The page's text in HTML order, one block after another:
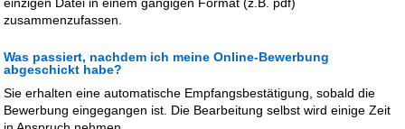
zusammenzufassen.
Was passiert, nachdem ich meine Online-Bewerbung
abgeschickt habe?
Sie erhalten eine automatische Empfangsbestätigung, sobald die
Bewerbung eingegangen ist. Die Bearbeitung selbst wird einige Zeit